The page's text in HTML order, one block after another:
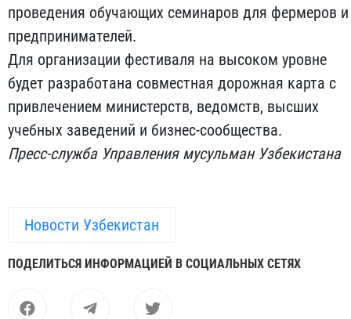
проведения обучающих семинаров для фермеров и
предпринимателей.
Для организации фестиваля на высоком уровне
будет разработана совместная дорожная карта с
привлечением министерств, ведомств, высших
учебных заведений и бизнес-сообщества.
Пресс-служба Управления мусульман Узбекистана
Новости Узбекистан
ПОДЕЛИТЬСЯ ИНФОРМАЦИЕЙ В СОЦИАЛЬНЫХ СЕТЯХ